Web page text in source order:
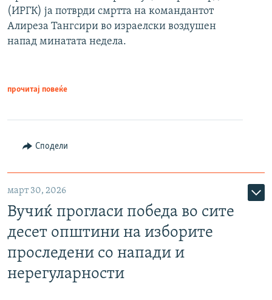
(ИРГК) ја потврди смртта на командантот
Алиреза Тангсири во израелски воздушен
напад минатата недела.
прочитај повеќе
Сподели
март 30, 2026
Вучиќ прогласи победа во сите
десет општини на изборите
проследени со напади и
нерегуларности